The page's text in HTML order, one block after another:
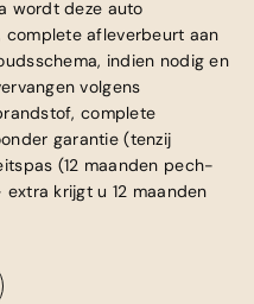
wordt deze auto
complete afleverbeurt aan
indien nodig en
volgens
complete
garantie (tenzij
(12 maanden pech-
krijgt u 12 maanden